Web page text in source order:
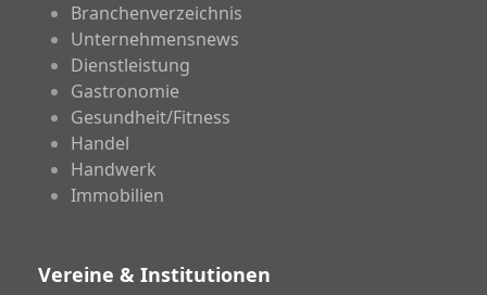
Branchenverzeichnis
Unternehmensnews
Dienstleistung
Gastronomie
Gesundheit/Fitness
Handel
Handwerk
Immobilien
Vereine & Institutionen